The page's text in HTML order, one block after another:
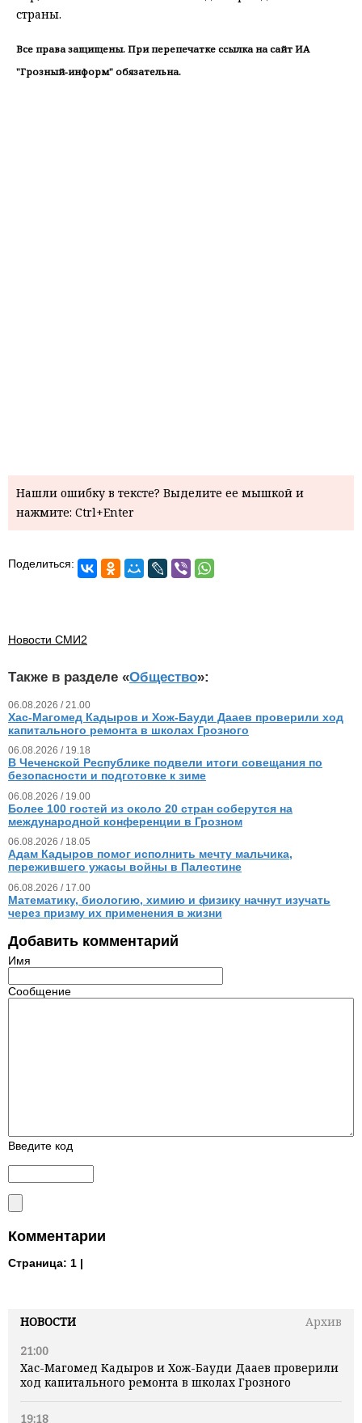
НОВОСТИ
Архив
21:00
Хас-Магомед Кадыров и Хож-Бауди Дааев проверили
ход капитального ремонта в школах Грозного
19:18
страны.
Все права защищены. При перепечатке ссылка на сайт ИА
"Грозный-информ" обязательна.
Нашли ошибку в тексте? Выделите ее мышкой и
нажмите: Ctrl+Enter
Поделиться:
Новости СМИ2
Также в разделе «Общество»:
06.08.2026 / 21.00
Хас-Магомед Кадыров и Хож-Бауди Дааев проверили ход
капитального ремонта в школах Грозного
06.08.2026 / 19.18
В Чеченской Республике подвели итоги совещания по
безопасности и подготовке к зиме
06.08.2026 / 19.00
Более 100 гостей из около 20 стран соберутся на
международной конференции в Грозном
06.08.2026 / 18.05
Адам Кадыров помог исполнить мечту мальчика,
пережившего ужасы войны в Палестине
06.08.2026 / 17.00
Математику, биологию, химию и физику начнут изучать
через призму их применения в жизни
Добавить комментарий
Имя
Сообщение
Введите код
Комментарии
Страница: 1 |